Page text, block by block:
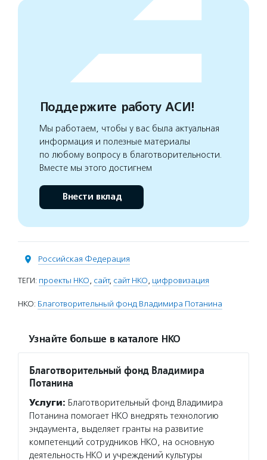
Поддержите работу АСИ!
Мы работаем, чтобы у вас была актуальная
информация и полезные материалы
по любому вопросу в благотворительности.
Вместе мы этого достигнем
Внести вклад
Российская Федерация
ТЕГИ: проекты НКО, сайт, сайт НКО, цифровизация
НКО: Благотворительный фонд Владимира Потанина
Узнайте больше в каталоге НКО
Благотворительный фонд Владимира
Потанина
Услуги: Благотворительный фонд Владимира
Потанина помогает НКО внедрять технологию
эндаумента, выделяет гранты на развитие
компетенций сотрудников НКО, на основную
деятельность НКО и учреждений культуры